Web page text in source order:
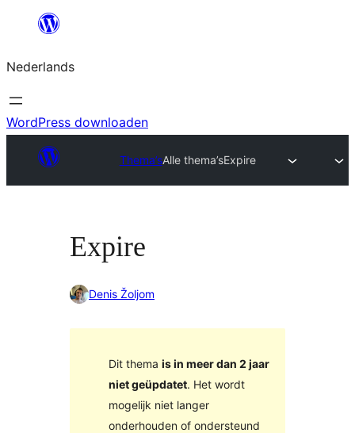
de
inhoud
Nederlands
WordPress downloaden
Thema’sAlle thema’sExpire
Expire
Denis Žoljom
Dit thema is in meer dan 2 jaar
niet geüpdatet. Het wordt
mogelijk niet langer
onderhouden of ondersteund